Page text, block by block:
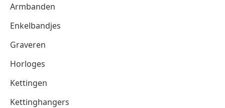
Armbanden
Enkelbandjes
Graveren
Horloges
Kettingen
Kettinghangers